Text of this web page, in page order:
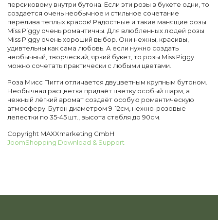
персиковому внутри бутона. Если эти розы в букете одни, то
создается очень необычное и стильное сочетание
перелива теплых красок! Радостные и такие манящие розы
Miss Piggy очень романтичны. Для влюбленных людей розы
Miss Piggy очень хороший выбор. Они нежны, красивы,
удивтельны как сама любовь. А если нужно создать
необычный, творческий, яркий букет, то розы Miss Piggy
можно сочетать практически с любыми цветами.
Роза Мисс Пигги отличается двуцветным крупным бутоном.
Необычная расцветка придаёт цветку особый шарм, а
нежный лёгкий аромат создаёт особую романтическую
атмосферу. Бутон диаметром 9-12см, нежно-розовые
лепестки по 35-45 шт., высота стебля до 90см.
Copyright MAXXmarketing GmbH
JoomShopping Download & Support